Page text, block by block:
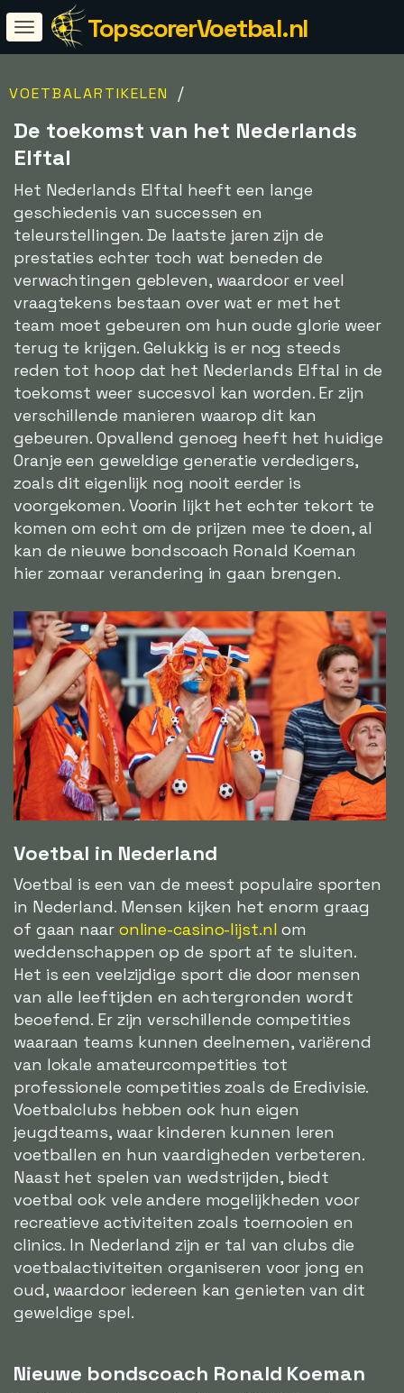
TopscorerVoetbal.nl
VOETBALARTIKELEN /
De toekomst van het Nederlands
Elftal
Het Nederlands Elftal heeft een lange
geschiedenis van successen en
teleurstellingen. De laatste jaren zijn de
prestaties echter toch wat beneden de
verwachtingen gebleven, waardoor er veel
vraagtekens bestaan over wat er met het
team moet gebeuren om hun oude glorie weer
terug te krijgen. Gelukkig is er nog steeds
reden tot hoop dat het Nederlands Elftal in de
toekomst weer succesvol kan worden. Er zijn
verschillende manieren waarop dit kan
gebeuren. Opvallend genoeg heeft het huidige
Oranje een geweldige generatie verdedigers,
zoals dit eigenlijk nog nooit eerder is
voorgekomen. Voorin lijkt het echter tekort te
komen om echt om de prijzen mee te doen, al
kan de nieuwe bondscoach Ronald Koeman
hier zomaar verandering in gaan brengen.
Voetbal in Nederland
Voetbal is een van de meest populaire sporten
in Nederland. Mensen kijken het enorm graag
of gaan naar online-casino-lijst.nl om
weddenschappen op de sport af te sluiten.
Het is een veelzijdige sport die door mensen
van alle leeftijden en achtergronden wordt
beoefend. Er zijn verschillende competities
waaraan teams kunnen deelnemen, variërend
van lokale amateurcompetities tot
professionele competities zoals de Eredivisie.
Voetbalclubs hebben ook hun eigen
jeugdteams, waar kinderen kunnen leren
voetballen en hun vaardigheden verbeteren.
Naast het spelen van wedstrijden, biedt
voetbal ook vele andere mogelijkheden voor
recreatieve activiteiten zoals toernooien en
clinics. In Nederland zijn er tal van clubs die
voetbalactiviteiten organiseren voor jong en
oud, waardoor iedereen kan genieten van dit
geweldige spel.
Nieuwe bondscoach Ronald Koeman